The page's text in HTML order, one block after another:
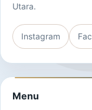
Utara.
Instagram
Menu